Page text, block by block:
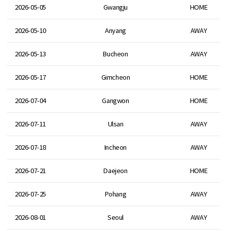
2026-05-05 Gwangju HOME
2026-05-10 Anyang AWAY
2026-05-13 Bucheon AWAY
2026-05-17 Gimcheon HOME
2026-07-04 Gangwon HOME
2026-07-11 Ulsan AWAY
2026-07-18 Incheon AWAY
2026-07-21 Daejeon HOME
2026-07-25 Pohang AWAY
2026-08-01 Seoul AWAY